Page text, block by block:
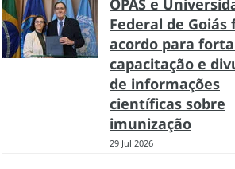
OPAS e
Federal de
acordo para
capacitação e
de informações
científicas sobre
imunização
29 Jul 2026